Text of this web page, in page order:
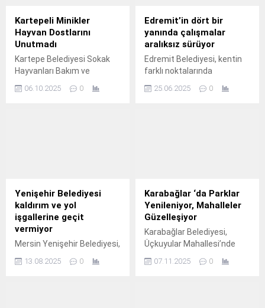
Kartepeli Minikler
Hayvan Dostlarını
Unutmadı
Kartepe Belediyesi Sokak
Hayvanları Bakım ve
Dünya Hayvanları Koruma
06.10.2025 0
Edremit’in dört bir
yanında çalışmalar
aralıksız sürüyor
Edremit Belediyesi, kentin
farklı noktalarında
çalışmalarıyla ilçenin
25.06.2025 0
Yenişehir Belediyesi
kaldırım ve yol
işgallerine geçit
vermiyor
Mersin Yenişehir Belediyesi,
güvenliği ve ulaşım düzenini
13.08.2025 0
Karabağlar ‘da Parklar
Yenileniyor, Mahalleler
Güzelleşiyor
Karabağlar Belediyesi,
Üçkuyular Mahallesi’nde
sona yenileyerek modern,
07.11.2025 0